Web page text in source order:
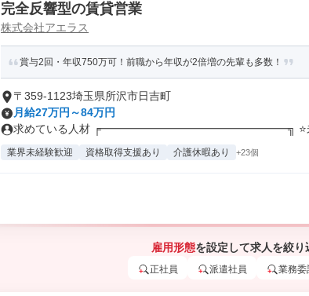
完全反響型の賃貸営業
株式会社アエラス
賞与2回・年収750万可！前職から年収が2倍増の先輩も多数！
〒359-1123埼玉県所沢市日吉町
月給27万円～84万円
求めている人材 ╒━━━━━━━━━━━━━━━━━╗ ⭐未
業界未経験歓迎 資格取得支援あり 介護休暇あり +23個
雇用形態を設定して求人を絞り
正社員 派遣社員 業務委